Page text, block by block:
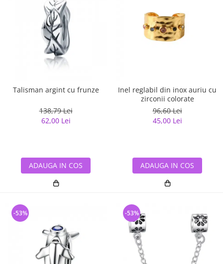
Talisman argint cu frunze
138,79 Lei
62,00 Lei
ADAUGA IN COS
Inel reglabil din inox auriu cu
zirconii colorate
96,60 Lei
45,00 Lei
ADAUGA IN COS
-53% -53%